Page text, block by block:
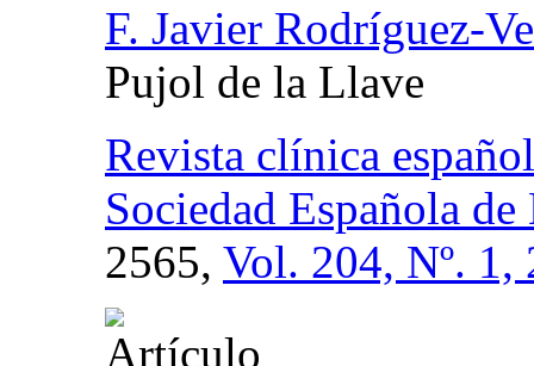
F. Javier Rodríguez-
Pujol de la Llave
Revista clínica
Sociedad Española
2565, Vol. 204, Nº. 1,